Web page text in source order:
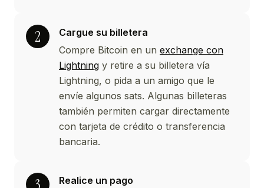
Cargue su billetera
Compre Bitcoin en un exchange con
Lightning y retire a su billetera vía
Lightning, o pida a un amigo que le
envíe algunos sats. Algunas billeteras
también permiten cargar directamente
con tarjeta de crédito o transferencia
bancaria.
Realice un pago